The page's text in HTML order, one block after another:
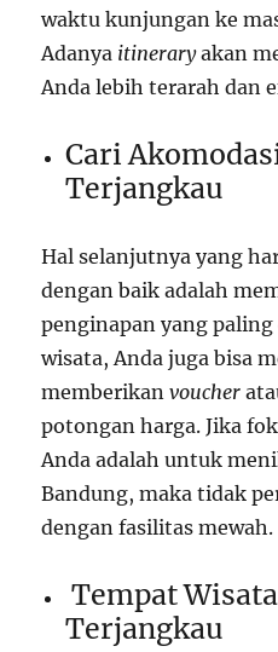
waktu kunjungan ke
Adanya itineraryakan
Anda lebih terarah dan
Cari
Terjangkau
Hal selanjutnya yang
dengan baik adalah
penginapan yang
wisata, Anda juga bisa
memberikanvoucher
potongan harga. Jika
Anda adalah untuk
Bandung, maka tidak
dengan fasilitas mewah.
Tempat
Terjangkau